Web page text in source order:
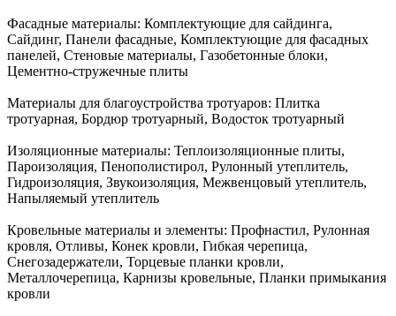
Фасадные материалы: Комплектующие для сайдинга,
Сайдинг, Панели фасадные, Комплектующие для фасадных
панелей, Стеновые материалы, Газобетонные блоки,
Цементно-стружечные плиты
Материалы для благоустройства тротуаров: Плитка
тротуарная, Бордюр тротуарный, Водосток тротуарный
Изоляционные материалы: Теплоизоляционные плиты,
Пароизоляция, Пенополистирол, Рулонный утеплитель,
Гидроизоляция, Звукоизоляция, Межвенцовый утеплитель,
Напыляемый утеплитель
Кровельные материалы и элементы: Профнастил, Рулонная
кровля, Отливы, Конек кровли, Гибкая черепица,
Снегозадержатели, Торцевые планки кровли,
Металлочерепица, Карнизы кровельные, Планки примыкания
кровли